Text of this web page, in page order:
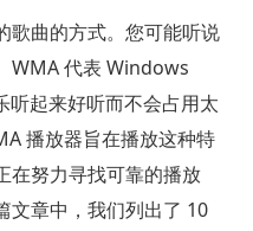
歌曲的方式。您可能听说
WMA 代表 Windows
起来好听而不会占用太
播放器旨在播放这种特
在努力寻找可靠的播放
文章中，我们列出了 10